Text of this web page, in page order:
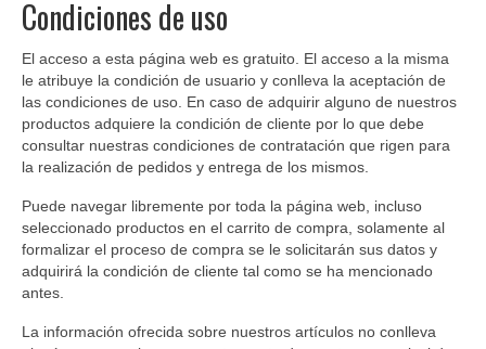
Condiciones de uso
El acceso a esta página web es gratuito. El acceso a la misma
le atribuye la condición de usuario y conlleva la aceptación de
las condiciones de uso. En caso de adquirir alguno de nuestros
productos adquiere la condición de cliente por lo que debe
consultar nuestras condiciones de contratación que rigen para
la realización de pedidos y entrega de los mismos.
Puede navegar libremente por toda la página web, incluso
seleccionado productos en el carrito de compra, solamente al
formalizar el proceso de compra se le solicitarán sus datos y
adquirirá la condición de cliente tal como se ha mencionado
antes.
La información ofrecida sobre nuestros artículos no conlleva